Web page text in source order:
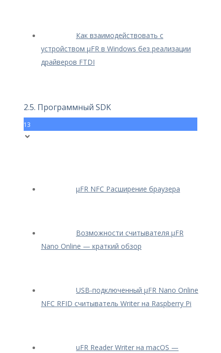
Как взаимодействовать с
устройством μFR в Windows без реализации
драйверов FTDI
2.5. Программный SDK
13
μFR NFC Расширение браузера
Возможности считывателя μFR
Nano Online — краткий обзор
USB-подключенный μFR Nano Online
NFC RFID считыватель Writer на Raspberry Pi
uFR Reader Writer на macOS —